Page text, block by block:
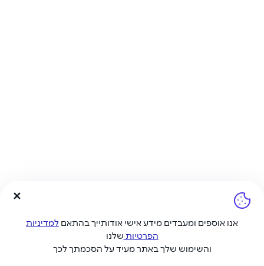
אנו אוספים ומעבדים מידע אישי אודותייך בהתאם למדיניות
הפרטיות שלנו
והשימוש שלך באתר מעיד על הסכמתך לכך